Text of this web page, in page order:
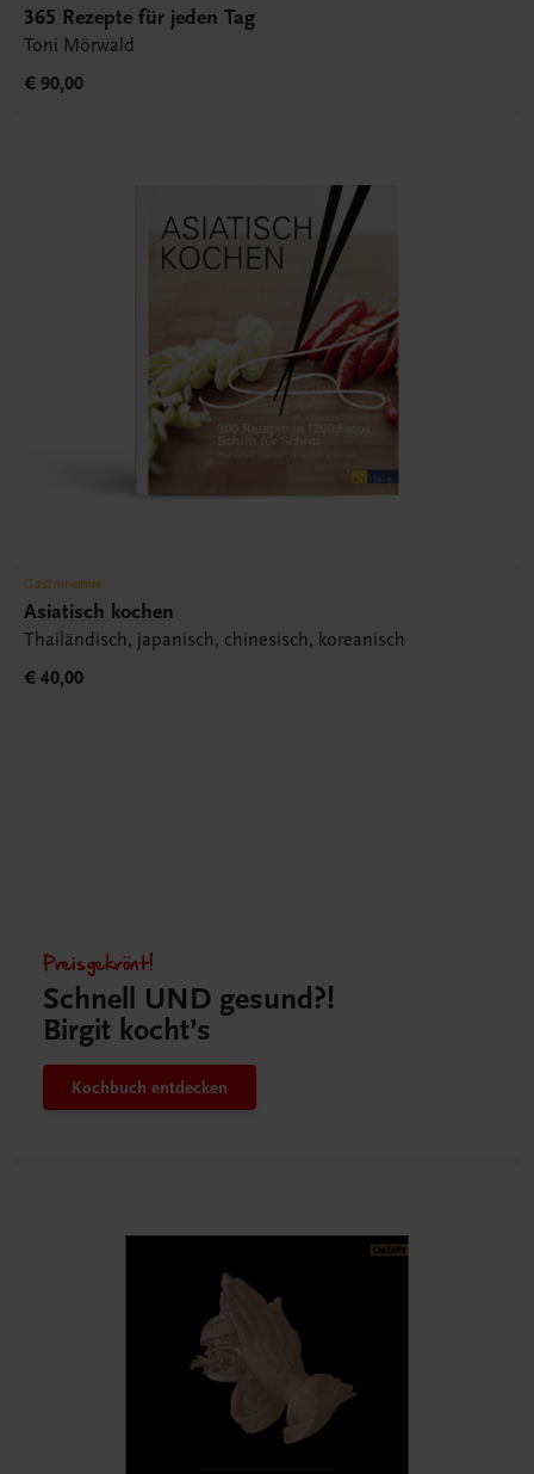
365 Rezepte für jeden Tag
Toni Mörwald
€ 90,00
Gastronomie
Asiatisch kochen
Thailändisch, japanisch, chinesisch, koreanisch
€ 40,00
Preisgekrönt!
Schnell UND gesund?!
Birgit kocht’s
Kochbuch entdecken